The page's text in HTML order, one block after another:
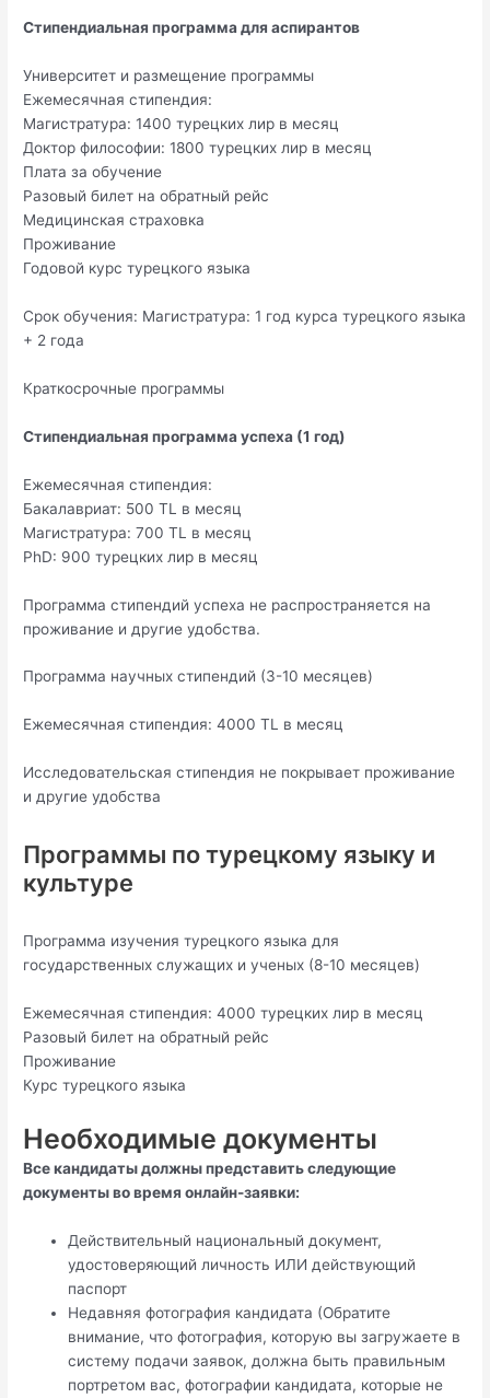
Стипендиальная программа для аспирантов
Университет и размещение программы
Ежемесячная стипендия:
Магистратура: 1400 турецких лир в месяц
Доктор философии: 1800 турецких лир в месяц
Плата за обучение
Разовый билет на обратный рейс
Медицинская страховка
Проживание
Годовой курс турецкого языка
Срок обучения: Магистратура: 1 год курса турецкого языка
+ 2 года
Краткосрочные программы
Стипендиальная программа успеха (1 год)
Ежемесячная стипендия:
Бакалавриат: 500 TL в месяц
Магистратура: 700 TL в месяц
PhD: 900 турецких лир в месяц
Программа стипендий успеха не распространяется на
проживание и другие удобства.
Программа научных стипендий (3-10 месяцев)
Ежемесячная стипендия: 4000 TL в месяц
Исследовательская стипендия не покрывает проживание
и другие удобства
Программы по турецкому языку и
культуре
Программа изучения турецкого языка для
государственных служащих и ученых (8-10 месяцев)
Ежемесячная стипендия: 4000 турецких лир в месяц
Разовый билет на обратный рейс
Проживание
Курс турецкого языка
Необходимые документы
Все кандидаты должны представить следующие
документы во время онлайн-заявки:
Действительный национальный документ,
удостоверяющий личность ИЛИ действующий
паспорт
Недавняя фотография кандидата (Обратите
внимание, что фотография, которую вы загружаете в
систему подачи заявок, должна быть правильным
портретом вас, фотографии кандидата, которые не